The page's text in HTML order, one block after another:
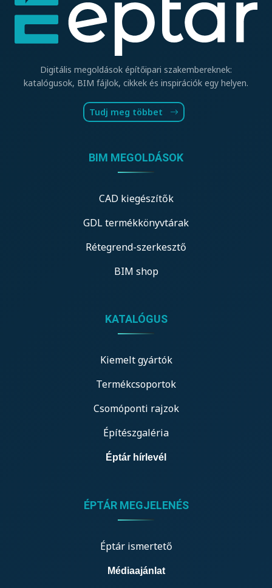
Digitális megoldások építőipari szakembereknek:
katalógusok, BIM fájlok, cikkek és inspirációk egy helyen.
Tudj meg többet
BIM MEGOLDÁSOK
CAD kiegészítők
GDL termékkönyvtárak
Rétegrend-szerkesztő
BIM shop
KATALÓGUS
Kiemelt gyártók
Termékcsoportok
Csomóponti rajzok
Építészgaléria
Éptár hírlevél
ÉPTÁR MEGJELENÉS
Éptár ismertető
Médiaajánlat